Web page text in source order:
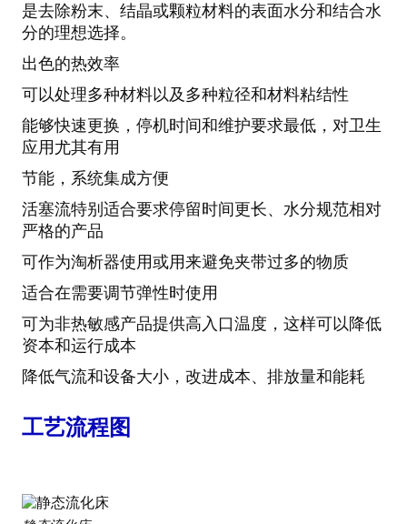
是去除粉末、结晶或颗粒材料的表面水分和结合水
分的理想选择。
出色的热效率
可以处理多种材料以及多种粒径和材料粘结性
能够快速更换，停机时间和维护要求最低，对卫生
应用尤其有用
节能，系统集成方便
活塞流特别适合要求停留时间更长、水分规范相对
严格的产品
可作为淘析器使用或用来避免夹带过多的物质
适合在需要调节弹性时使用
可为非热敏感产品提供高入口温度，这样可以降低
资本和运行成本
降低气流和设备大小，改进成本、排放量和能耗
工艺流程图